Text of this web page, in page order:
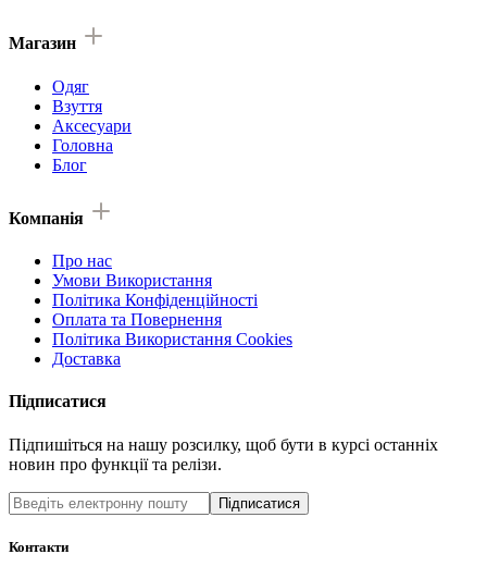
Магазин
Одяг
Взуття
Аксесуари
Головна
Блог
Компанія
Про нас
Умови Використання
Політика Конфіденційності
Оплата та Повернення
Політика Використання Cookies
Доставка
Підписатися
Підпишіться на нашу розсилку, щоб бути в курсі останніх
новин про функції та релізи.
Підписатися
Контакти